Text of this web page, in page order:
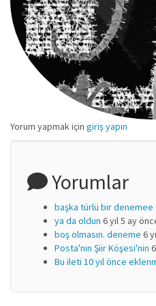
Yorum yapmak için giriş yapın
Yorumlar
başka türlü bir denemee
ya da oldun 6 yıl 5 ay
boş olmasın. deneme 6
Posta'nın Şiir Köşesi'nin
Bu ileti 10 yıl önce